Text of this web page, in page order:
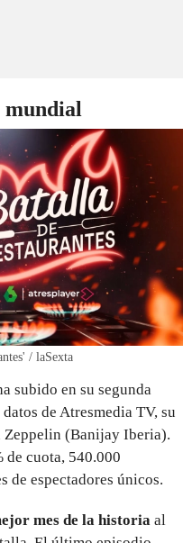
mundial
/ laSexta
subido en su segunda
de Atresmedia TV, su
(Banijay Iberia).
de cuota, 540.000
de espectadores únicos.
mes de la historia al